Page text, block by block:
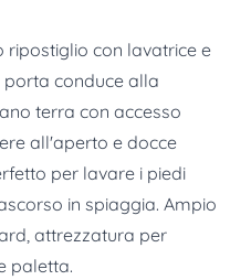
ripostiglio con lavatrice e
porta conduce alla
terra con accesso
all'aperto e docce
per lavare i piedi
in spiaggia. Ampio
attrezzatura per
paletta.